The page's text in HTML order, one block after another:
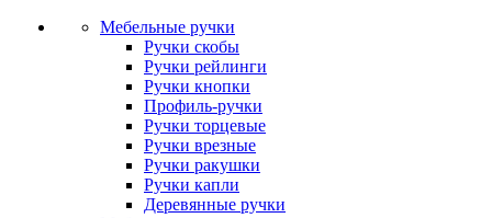
Мебельные ручки
Ручки скобы
Ручки рейлинги
Ручки кнопки
Профиль-ручки
Ручки торцевые
Ручки врезные
Ручки ракушки
Ручки капли
Деревянные ручки